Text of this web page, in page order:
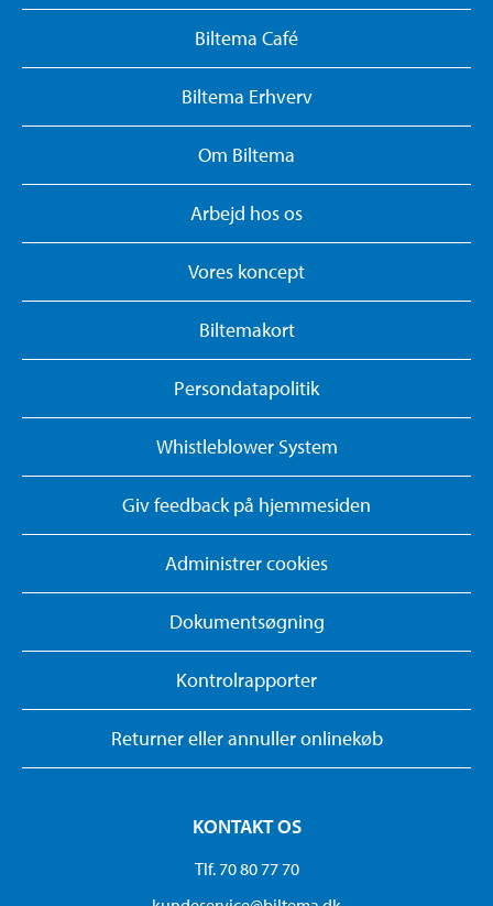
Biltema Café
Biltema Erhverv
Om Biltema
Arbejd hos os
Vores koncept
Biltemakort
Persondatapolitik
Whistleblower System
Giv feedback på hjemmesiden
Administrer cookies
Dokumentsøgning
Kontrolrapporter
Returner eller annuller onlinekøb
KONTAKT OS
Tlf. 70 80 77 70